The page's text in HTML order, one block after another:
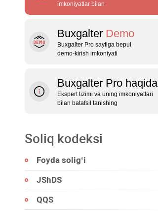
imkoniyatlar bilan
Buxgalter Demo
Buxgalter Pro saytiga bepul
demo‑kirish imkoniyati
Buxgalter Pro haqida
Ekspert tizimi va uning imkoniyatlari
bilan batafsil tanishing
Soliq kodeksi
Foyda soligʻi
JShDS
QQS